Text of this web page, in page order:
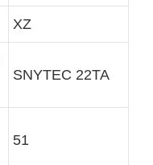
XZ
SNYTEC 22TA
51